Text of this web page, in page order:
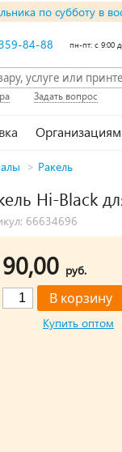
по субботу в
84-88 пн-пт: с 9:00
Задать вопрос
Организациям
> Ракель
Hi-Black
66634696
90,00 руб.
Купить оптом